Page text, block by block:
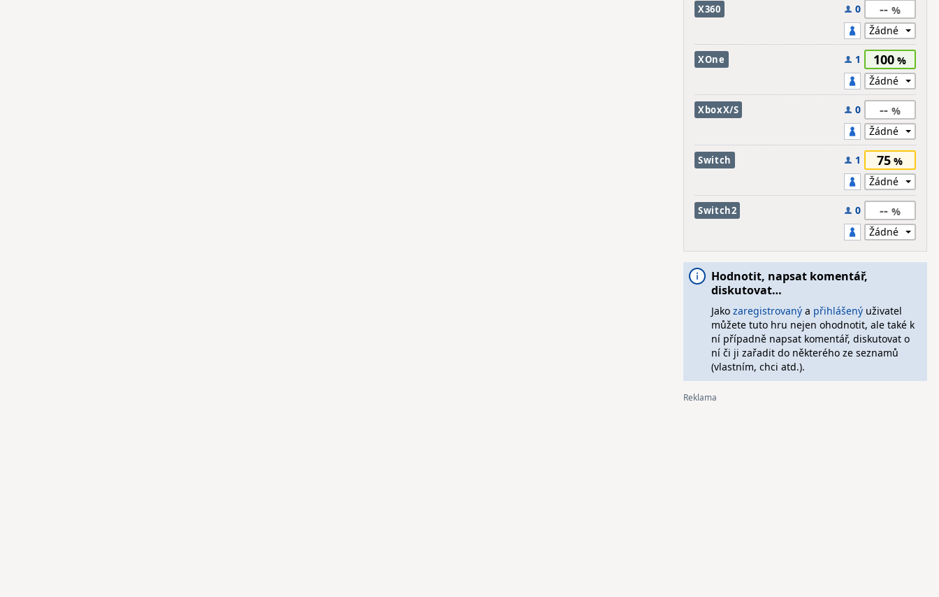
X360 0 --
XOne 1 100
XboxX/S 0 --
Switch 1 75
Switch2 0 --
Hodnotit, napsat komentář,
diskutovat…
Jako zaregistrovanýa přihlášenýuživatel
můžete tuto hru nejen ohodnotit, ale také k
ní případně napsat komentář, diskutovat o
ní či ji zařadit do některého ze seznamů
(vlastním, chci atd.).